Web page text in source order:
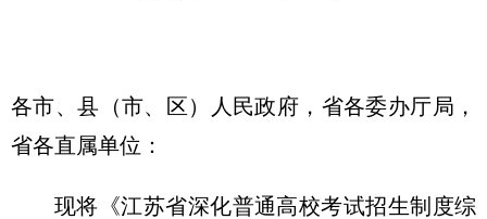
各市、县（市、区）人民政府，省各委办厅局，
省各直属单位：
现将《江苏省深化普通高校考试招生制度综